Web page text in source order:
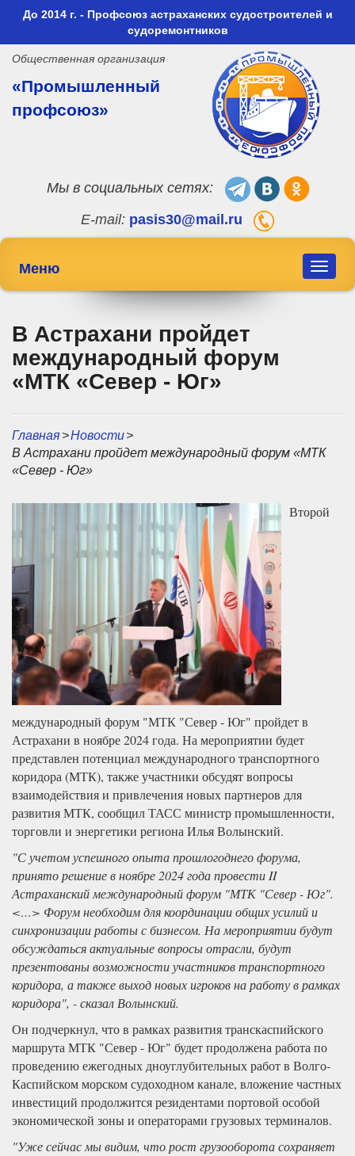
До 2014 г. - Профсоюз астраханских судостроителей и
судоремонтников
Общественная организация
«Промышленный
профсоюз»
Мы в социальных сетях:
E-mail: pasis30@mail.ru
Toggle
Меню
В Астрахани пройдет
международный форум
«МТК «Север - Юг»
Главная>Новости>
В Астрахани пройдет международный форум «МТК
«Север - Юг»
Второй
международный форум "МТК "Север - Юг" пройдет в
Астрахани в ноябре 2024 года. На мероприятии будет
представлен потенциал международного транспортного
коридора (МТК), также участники обсудят вопросы
взаимодействия и привлечения новых партнеров для
развития МТК, сообщил ТАСС министр промышленности,
торговли и энергетики региона Илья Волынский.
"С учетом успешного опыта прошлогоднего форума,
принято решение в ноябре 2024 года провести II
Астраханский международный форум "МТК "Север - Юг".
<…> Форум необходим для координации общих усилий и
синхронизации работы с бизнесом. На мероприятии будут
обсуждаться актуальные вопросы отрасли, будут
презентованы возможности участников транспортного
коридора, а также выход новых игроков на работу в рамках
коридора", - сказал Волынский.
Он подчеркнул, что в рамках развития транскаспийского
маршрута МТК "Север - Юг" будет продолжена работа по
проведению ежегодных дноуглубительных работ в Волго-
Каспийском морском судоходном канале, вложение частных
инвестиций продолжится резидентами портовой особой
экономической зоны и операторами грузовых терминалов.
"Уже сейчас мы видим, что рост грузооборота сохраняет